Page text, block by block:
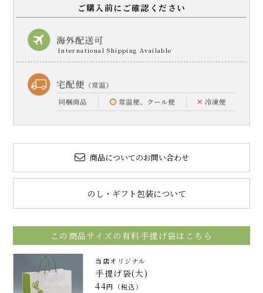
ご購入前にご確認ください
商品についてのお問い合わせ
のし・ギフト包装について
この商品サイズの有料手提げ袋はこちら
当店オリジナル
手提げ袋(大)
44円（税込）